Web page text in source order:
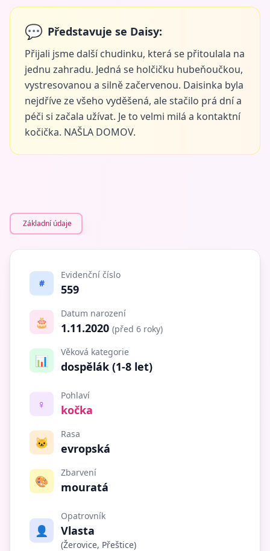
💬 Představuje se Daisy:
Přijali jsme další chudinku, která se přitoulala na
jednu zahradu. Jedná se holčičku hubeňoučkou,
vystresovanou a silně začervenou. Daisinka byla
nejdříve ze všeho vyděšená, ale stačilo prá dní a
péči si začala užívat. Je to velmi milá a kontaktní
kočička. NAŠLA DOMOV.
Základní údaje
#
Evidenční číslo
559
🎂
Datum narození
1.11.2020 (před 6 roky)
📊
Věková kategorie
dospělák (1-8 let)
♀️
Pohlaví
kočka
🐱
Rasa
evropská
🎨
Zbarvení
mouratá
👤
Opatrovník
Vlasta
(Žerovice, Přeštice)